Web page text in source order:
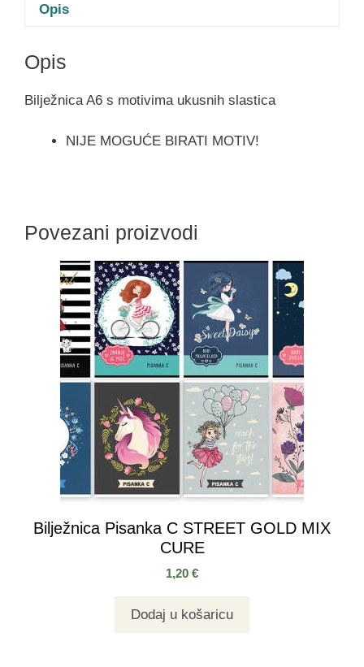
Opis
Opis
Bilježnica A6 s motivima ukusnih slastica
NIJE MOGUĆE BIRATI MOTIV!
Povezani proizvodi
Bilježnica Pisanka C STREET GOLD MIX
CURE
1,20 €
Dodaj u košaricu